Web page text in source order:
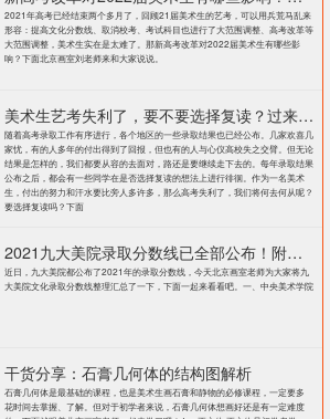
2021年高考已经结束两个多月了，回顾21届美术生的艺考，可以用兵荒马乱来
形容：提高文化分数线、取消校考、考试科目也进行了大范围调整、高考改革等
大范围调整，美术生实在是太难了。那新高考改革对2022届美术生有哪些影
响？下面北京画室刘老师来和大家说说。
美术生艺考失利了，要不要选择复读？过来人提出这几点建议
随着高考录取工作有序进行，各个地区的一些录取结果也已经公布。几家欢喜几
家忧，有的人多年的付出得到了回报，但也有的人与心仪高校失之交臂。但无论
结果是怎样的，我们都要从容的去面对，路还是要继续走下去的。每年录取结果
公布之后，都会有一些同学在是否选择复读的想法上进行徘徊。作为一名美术
生，付出的努力和汗水要比旁人多许多，那么高考失利了，我们将何去何从呢？
要选择复读吗？下面
2021九大美院录取分数线已全部公布！附各大院校录取分数线汇总！
近日，九大美院都公布了2021年的录取分数线，今天北京画室老师为大家将九
大美院文化录取分数线整理汇总了一下，下面一起来看看吧。一、中央美术学院
干货分享：石膏几何体的结构图解析
石膏几何体是最基础的课程，也是美术生画石膏和静物的必修课程，一定要多
花时间去掌握、了解。但对于初学者来说，石膏几何体想画好还是有一定难度